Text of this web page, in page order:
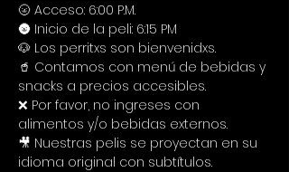
🌝 Acceso: 6:00 P.M.
🌚 Inicio de la peli: 6:15 PM
🐶 Los perritxs son bienvenidxs.
🥤 Contamos con menú de bebidas y
snacks a precios accesibles.
❌ Por favor, no ingreses con
alimentos y/o bebidas externos.
🎥 Nuestras pelis se proyectan en su
idioma original con subtítulos.